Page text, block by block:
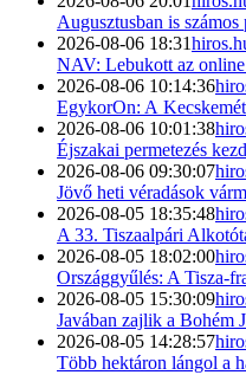
Augusztusban is
2026-08-06 18:31
NAV: Lebukott az online
2026-08-06 10:14:36
EgykorOn: A
2026-08-06 10:01:38
Éjszakai permetezés
2026-08-06 09:30:07
Jövő heti véradások
2026-08-05 18:35:48
A 33. Tiszaalpári
2026-08-05 18:02:00
Országgyűlés: A Tisza-
2026-08-05 15:30:09
Javában zajlik a
2026-08-05 14:28:57
Több hektáron lángol a